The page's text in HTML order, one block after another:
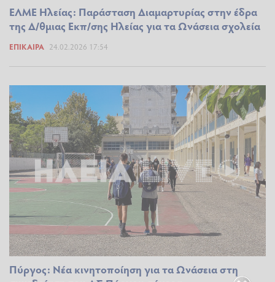
ΕΛΜΕ Ηλείας: Παράσταση Διαμαρτυρίας στην έδρα
της Δ/θμιας Εκπ/σης Ηλείας για τα Ωνάσεια σχολεία
ΕΠΊΚΑΙΡΑ 24.02.2026 17:54
Πύργος: Νέα κινητοποίηση για τα Ωνάσεια στη